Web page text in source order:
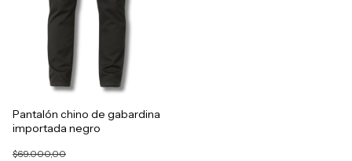
Pantalón chino de gabardina
importada negro
$69.000,00